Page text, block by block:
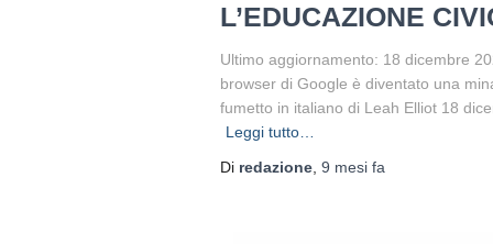
L’EDUCAZIONE
Ultimo aggiornamento: 18 dicembre
browser di Google è diventato una
fumetto in italiano di Leah Elliot 18
Leggi tutto…
Di redazione, 9 mesifa